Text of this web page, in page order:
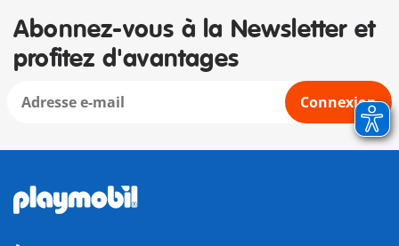
Abonnez-vous à la Newsletter et
profitez d'avantages
Connexion